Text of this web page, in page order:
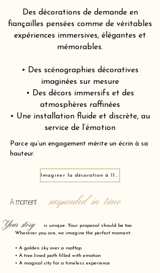
Des décorations de demande en
fiançailles pensées comme de véritables
expériences immersives, élégantes et
mémorables.
• Des scénographies décoratives
imaginées sur mesure
• Des décors immersifs et des
atmosphères raffinées
• Une installation fluide et discrète, au
service de l’émotion
Parce qu’un engagement mérite un écrin à sa
hauteur.
Imaginer la décoration à Illkirch-Graffenstaden 67400
A moment suspended in time
is unique. Your proposal should be too.
Wherever you are, we imagine the perfect moment:
• A golden sky over a rooftop
• A tree-lined path filled with emotion
• A magical city for a timeless experience
Your story